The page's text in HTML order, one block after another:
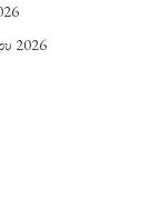
2026